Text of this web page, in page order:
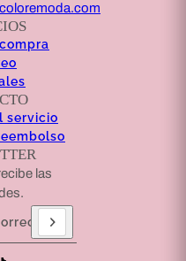
servicio
las
electrónicopor hCaptcha y se aplican